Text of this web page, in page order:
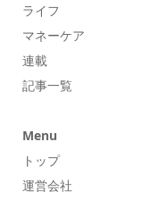
ライフ
マネーケア
連載
記事一覧
Menu
トップ
運営会社